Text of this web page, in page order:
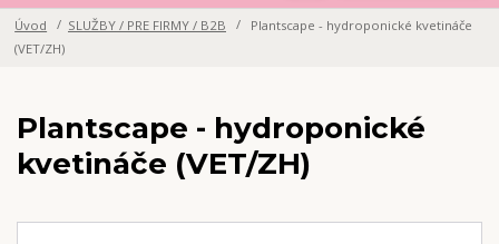
Úvod SLUŽBY / PRE FIRMY / B2B
Plantscape - hydroponické kvetináče
(VET/ZH)
Plantscape - hydroponické
kvetináče (VET/ZH)